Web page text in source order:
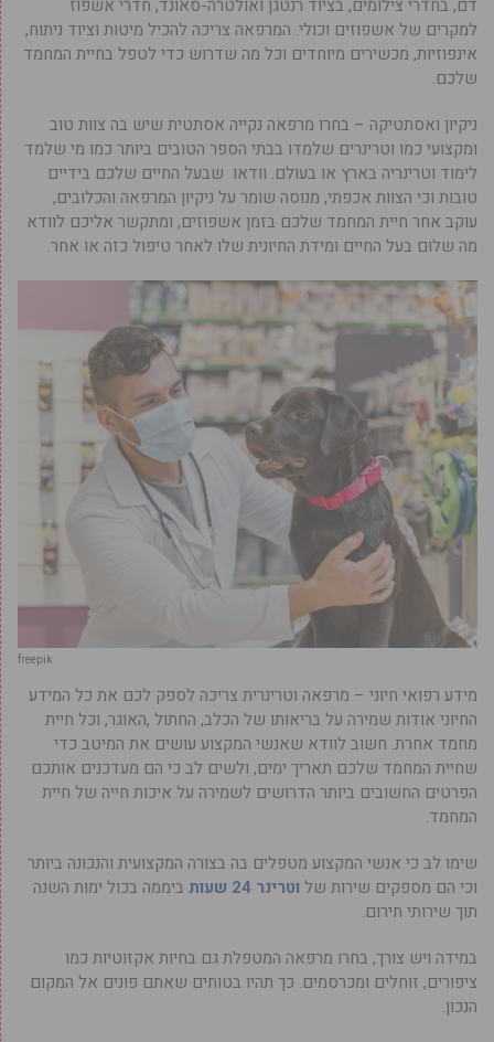
דם, בחדרי צילומים, בציוד רנטגן ואולטרה-סאונד, חדרי אשפוז
למקרים של אשפוזים וכולי. המרפאה צריכה להכיל מיטות וציוד ניתוח,
אינפוזיות, מכשירים מיוחדים וכל מה שדרוש כדי לטפל בחיית המחמד
שלכם.
ניקיון ואסתטיקה – בחרו מרפאה נקייה אסתטית שיש בה צוות טוב
ומקצועי כמו וטרינרים שלמדו בבתי הספר הטובים ביותר כמו מי שלמד
לימוד וטרינריה בארץ או בעולם. וודאו שבעל החיים שלכם בידיים
טובות וכי הצוות אכפתי, מנוסה שומר על ניקיון המרפאה והכלובים,
עוקב אחר חיית המחמד שלכם בזמן אשפוזים, ומתקשר אליכם לוודא
מה שלום בעל החיים ומידת החיונית שלו לאחר טיפול כזה או אחר.
freepik
מידע רפואי חיוני – מרפאה וטרינרית צריכה לספק לכם את כל המידע
החיוני אודות שמירה על בריאותו של הכלב, החתול ,האוגר, וכל חיית
מחמד אחרת. חשוב לוודא שאנשי המקצוע עושים את המיטב כדי
שחיית המחמד שלכם תאריך ימים, ולשים לב כי הם מעדכנים אותכם
הפרטים החשובים ביותר הדרושים לשמירה על איכות חייה של חיית
המחמד.
שימו לב כי אנשי המקצוע מטפלים בה בצורה המקצועית והנכונה ביותר
וכי הם מספקים שירות של וטרינר 24 שעות
ביממה בכול ימות השנה
תוך שירותי חירום.
במידה ויש צורך, בחרו מרפאה המטפלת גם בחיות אקזוטיות כמו
ציפורים, זוחלים ומכרסמים. כך תהיו בטוחים שאתם פונים אל המקום
הנכון.